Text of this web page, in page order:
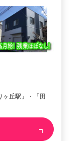
ヶ丘駅」・「田